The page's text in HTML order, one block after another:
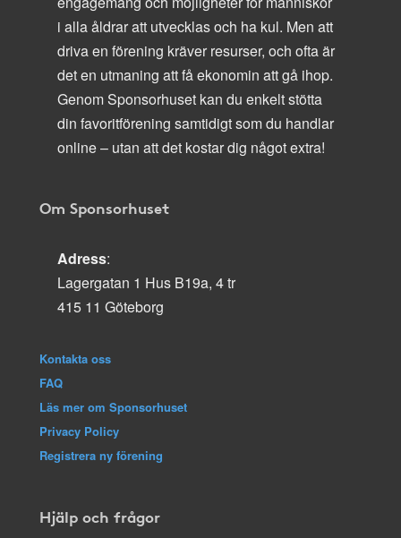
i alla åldrar att utvecklas och ha kul. Men att
driva en förening kräver resurser, och ofta är
det en utmaning att få ekonomin att gå ihop.
Genom Sponsorhuset kan du enkelt stötta
din favoritförening samtidigt som du handlar
online – utan att det kostar dig något extra!
Om Sponsorhuset
Adress:
Lagergatan 1 Hus B19a, 4 tr
415 11 Göteborg
Kontakta oss
FAQ
Läs mer om Sponsorhuset
Privacy Policy
Registrera ny förening
Hjälp och frågor